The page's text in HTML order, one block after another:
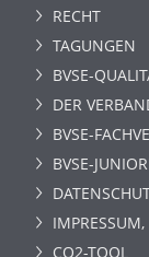
RECHT
TAGUNGEN
BVSE-
DER
BVSE-
BVSE-
CO2-TOOL